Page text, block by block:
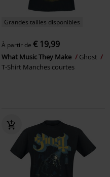
Grandes tailles disponibles
À partir de € 19,99
What Music They Make
Ghost
T-Shirt Manches courtes